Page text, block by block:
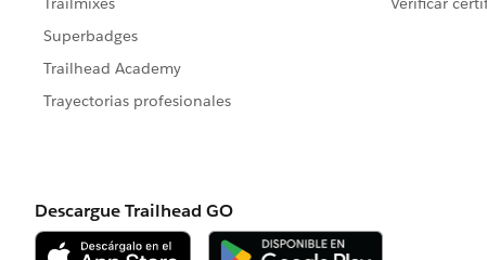
ファクトテーブル（売上・仕訳・生産な
などへの緩やかな移行を検討されてみ